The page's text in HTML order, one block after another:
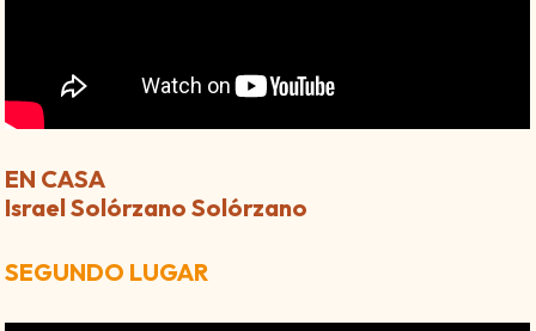
EN CASA
Israel Solórzano Solórzano
SEGUNDO LUGAR